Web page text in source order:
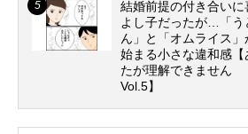
結婚前提の付き合いに
よし子だったが…「う
ん」と「オムライス」
始まる小さな違和感【
たが理解できません
Vol.5】